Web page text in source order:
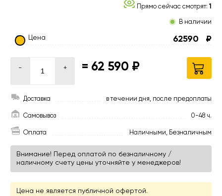
Прямо сейчас смотрят:1
В наличии
Цена 62590 ₽
- + = 62 590 ₽
Доставка в течении дня, после предоплаты
Самовывоз 0-48 ч.
Оплата Наличными, Безналичным
Внимание! Перед оплатой по безналичному /
наличному счету цены уточняйте у менеджеров!
Цена не является публичной офертой.